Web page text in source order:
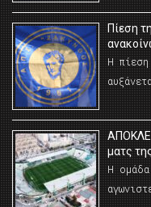
Πίεση
Η
ματς
Η